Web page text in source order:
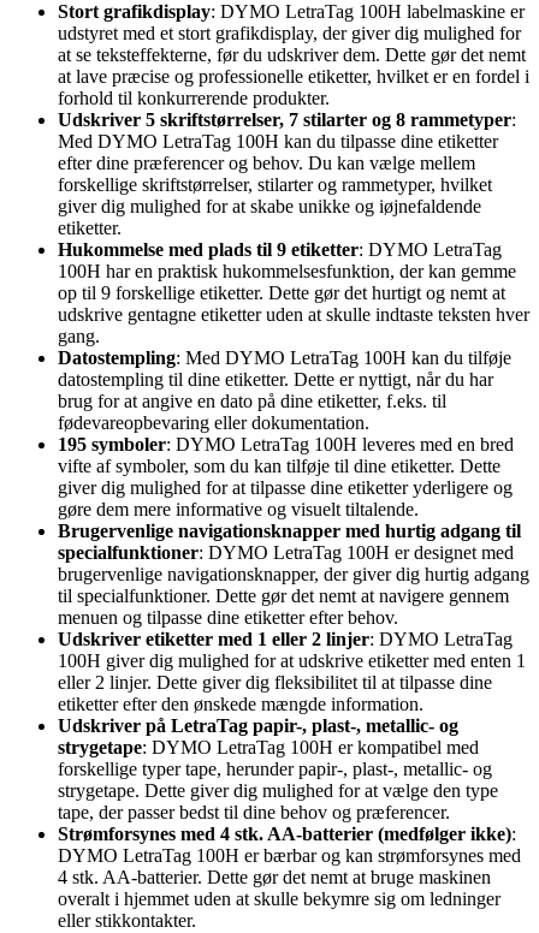
Stort grafikdisplay: DYMO LetraTag 100H labelmaskine er
udstyret med et stort grafikdisplay, der giver dig mulighed for
at se teksteffekterne, før du udskriver dem. Dette gør det nemt
at lave præcise og professionelle etiketter, hvilket er en fordel i
forhold til konkurrerende produkter.
Udskriver 5 skriftstørrelser, 7 stilarter og 8 rammetyper:
Med DYMO LetraTag 100H kan du tilpasse dine etiketter
efter dine præferencer og behov. Du kan vælge mellem
forskellige skriftstørrelser, stilarter og rammetyper, hvilket
giver dig mulighed for at skabe unikke og iøjnefaldende
etiketter.
Hukommelse med plads til 9 etiketter: DYMO LetraTag
100H har en praktisk hukommelsesfunktion, der kan gemme
op til 9 forskellige etiketter. Dette gør det hurtigt og nemt at
udskrive gentagne etiketter uden at skulle indtaste teksten hver
gang.
Datostempling: Med DYMO LetraTag 100H kan du tilføje
datostempling til dine etiketter. Dette er nyttigt, når du har
brug for at angive en dato på dine etiketter, f.eks. til
fødevareopbevaring eller dokumentation.
195 symboler: DYMO LetraTag 100H leveres med en bred
vifte af symboler, som du kan tilføje til dine etiketter. Dette
giver dig mulighed for at tilpasse dine etiketter yderligere og
gøre dem mere informative og visuelt tiltalende.
Brugervenlige navigationsknapper med hurtig adgang til
specialfunktioner: DYMO LetraTag 100H er designet med
brugervenlige navigationsknapper, der giver dig hurtig adgang
til specialfunktioner. Dette gør det nemt at navigere gennem
menuen og tilpasse dine etiketter efter behov.
Udskriver etiketter med 1 eller 2 linjer: DYMO LetraTag
100H giver dig mulighed for at udskrive etiketter med enten 1
eller 2 linjer. Dette giver dig fleksibilitet til at tilpasse dine
etiketter efter den ønskede mængde information.
Udskriver på LetraTag papir-, plast-, metallic- og
strygetape: DYMO LetraTag 100H er kompatibel med
forskellige typer tape, herunder papir-, plast-, metallic- og
strygetape. Dette giver dig mulighed for at vælge den type
tape, der passer bedst til dine behov og præferencer.
Strømforsynes med 4 stk. AA-batterier (medfølger ikke):
DYMO LetraTag 100H er bærbar og kan strømforsynes med
4 stk. AA-batterier. Dette gør det nemt at bruge maskinen
overalt i hjemmet uden at skulle bekymre sig om ledninger
eller stikkontakter.